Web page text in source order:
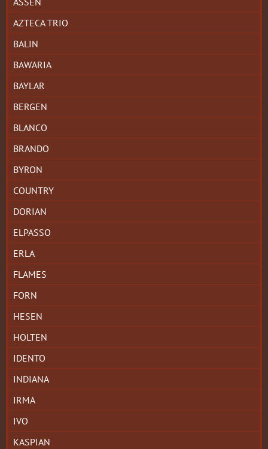
AZTECA TRIO
BALIN
BAWARIA
BAYLAR
BERGEN
BLANCO
BRANDO
BYRON
COUNTRY
DORIAN
ELPASSO
ERLA
FLAMES
FORN
HESEN
HOLTEN
IDENTO
INDIANA
IRMA
IVO
KASPIAN